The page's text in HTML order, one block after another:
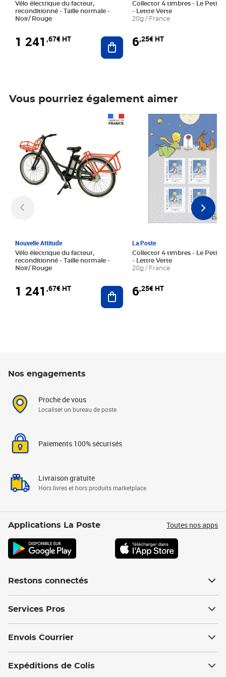
Vélo électrique du facteur,
reconditionné - Taille normale -
Noir/ Rouge
1 241 ,67€ HT Ajouter au panier
Collector 4 timbres - Le Petit
- Lettre Verte
20g / France
6,25€ HT
Vous pourriez également aimer
Nouvelle Attitude
Vélo électrique du facteur,
reconditionné - Taille normale -
Noir/ Rouge
1 241 ,67€ HT Ajouter au panier
La Poste
Collector 4 timbres - Le Petit
- Lettre Verte
20g / France
6,25€ HT
Prix 6,25€ HT
Nos engagements
Proche de vous
Localiser un bureau de poste
Paiements 100% sécurisés
Livraison gratuite
Hors livres et hors produits marketplace
Applications La Poste Toutes nos apps
Restons connectés
Services Pros
Envois Courrier
Expéditions de Colis